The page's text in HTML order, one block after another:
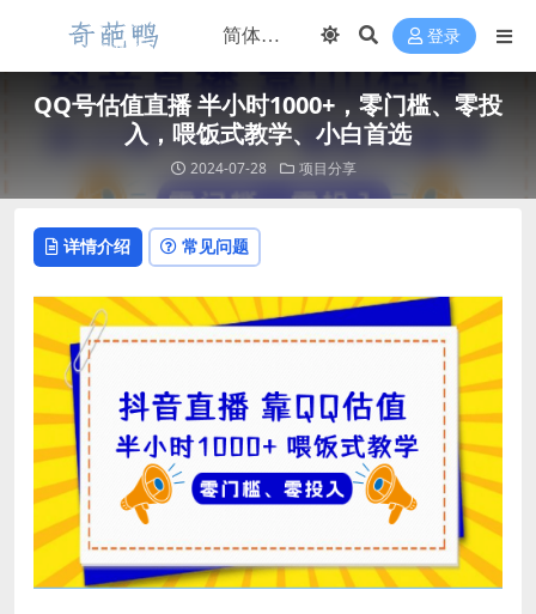
登录
QQ号估值直播 半小时1000+，零门槛、零投
入，喂饭式教学、小白首选
2024-07-28 项目分享
详情介绍 常见问题